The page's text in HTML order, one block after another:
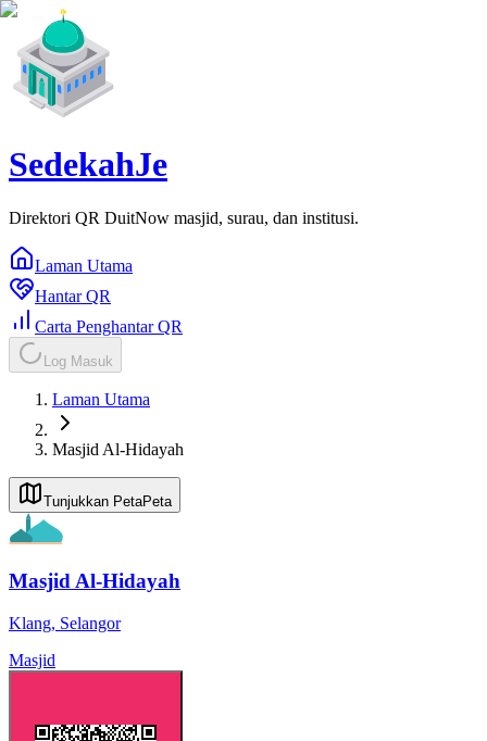
SedekahJe
Direktori QR DuitNow masjid, surau, dan institusi.
Laman Utama
Hantar QR
Carta Penghantar QR
Log Masuk
Laman Utama
Masjid Al-Hidayah
Tunjukkan PetaPeta
Masjid Al-Hidayah
Klang, Selangor
Masjid